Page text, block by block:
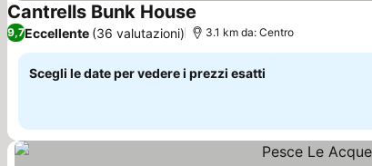
Cantrells Bunk HouseScopri i prezzi
9,7Eccellente (36 valutazioni) 3.1 km da: Centro
Scegli le date per vedere i prezzi esatti